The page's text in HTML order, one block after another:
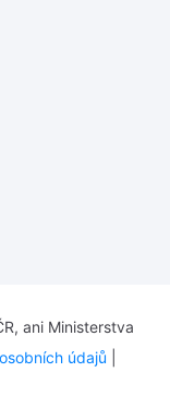
ani Ministerstva
údajů